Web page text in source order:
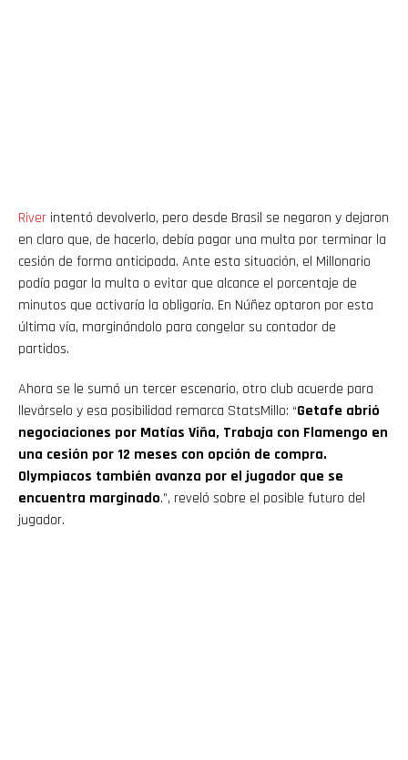
River intentó devolverlo, pero desde Brasil se negaron y dejaron
en claro que, de hacerlo, debía pagar una multa por terminar la
cesión de forma anticipada. Ante esta situación, el Millonario
podía pagar la multa o evitar que alcance el porcentaje de
minutos que activaría la obligaría. En Núñez optaron por esta
última vía, marginándolo para congelar su contador de
partidos.
Ahora se le sumó un tercer escenario, otro club acuerde para
llevárselo y esa posibilidad remarca StatsMillo: “Getafe abrió
negociaciones por Matías Viña, Trabaja con Flamengo en
una cesión por 12 meses con opción de compra.
Olympiacos también avanza por el jugador que se
encuentra marginado.”, reveló sobre el posible futuro del
jugador.